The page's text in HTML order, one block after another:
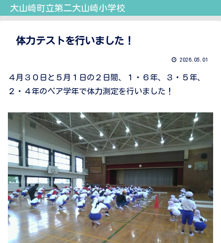
大山崎町立第二大山崎小学校
体力テストを行いました！
2026.05.01
４月３０日と５月１日の２日間、１・６年、３・５年、
２・４年のペア学年で体力測定を行いました！